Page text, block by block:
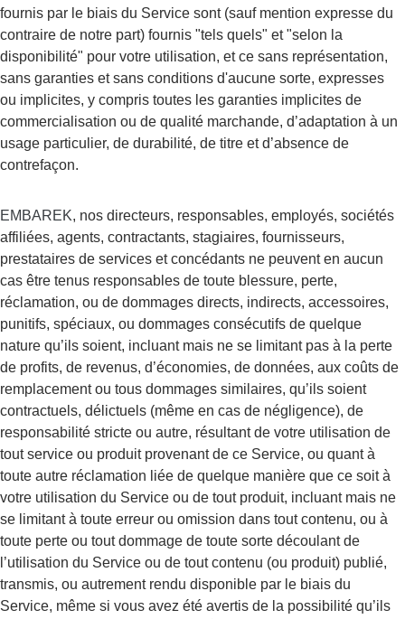
fournis par le biais du Service sont (sauf mention expresse du
contraire de notre part) fournis "tels quels" et "selon la
disponibilité" pour votre utilisation, et ce sans représentation,
sans garanties et sans conditions d'aucune sorte, expresses
ou implicites, y compris toutes les garanties implicites de
commercialisation ou de qualité marchande, d’adaptation à un
usage particulier, de durabilité, de titre et d’absence de
contrefaçon.
EMBAREK, nos directeurs, responsables, employés, sociétés
affiliées, agents, contractants, stagiaires, fournisseurs,
prestataires de services et concédants ne peuvent en aucun
cas être tenus responsables de toute blessure, perte,
réclamation, ou de dommages directs, indirects, accessoires,
punitifs, spéciaux, ou dommages consécutifs de quelque
nature qu’ils soient, incluant mais ne se limitant pas à la perte
de profits, de revenus, d’économies, de données, aux coûts de
remplacement ou tous dommages similaires, qu’ils soient
contractuels, délictuels (même en cas de négligence), de
responsabilité stricte ou autre, résultant de votre utilisation de
tout service ou produit provenant de ce Service, ou quant à
toute autre réclamation liée de quelque manière que ce soit à
votre utilisation du Service ou de tout produit, incluant mais ne
se limitant à toute erreur ou omission dans tout contenu, ou à
toute perte ou tout dommage de toute sorte découlant de
l’utilisation du Service ou de tout contenu (ou produit) publié,
transmis, ou autrement rendu disponible par le biais du
Service, même si vous avez été avertis de la possibilité qu’ils